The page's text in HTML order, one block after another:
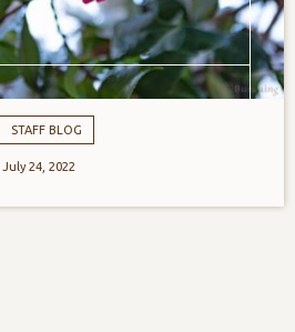
STAFF BLOG
July 24, 2022